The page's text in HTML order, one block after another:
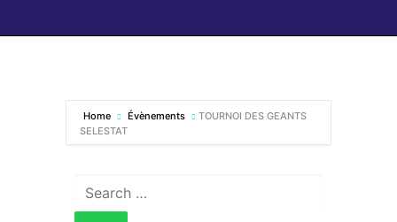
Home Évènements
TOURNOI DES GEANTS
SELESTAT